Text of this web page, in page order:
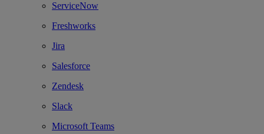
ServiceNow
Freshworks
Jira
Salesforce
Zendesk
Slack
Microsoft Teams